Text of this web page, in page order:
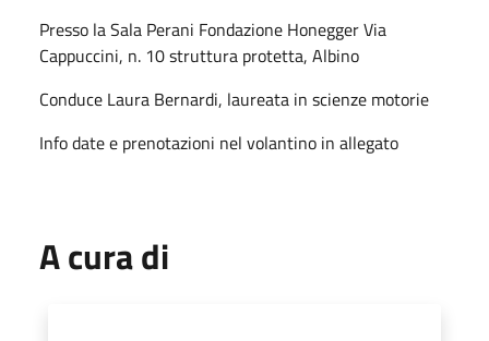
Presso la Sala Perani Fondazione Honegger Via
Cappuccini, n. 10 struttura protetta, Albino
Conduce Laura Bernardi, laureata in scienze motorie
Info date e prenotazioni nel volantino in allegato
A cura di